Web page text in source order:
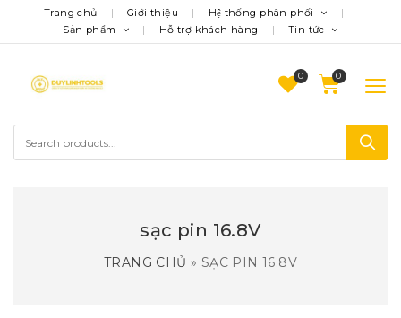
Trang chủ Giới thiệu
Hệ thống phân phối
Sản phẩm
Hỗ trợ khách hàng Tin tức
0
sạc pin 16.8V
TRANG CHỦ » SẠC PIN 16.8V